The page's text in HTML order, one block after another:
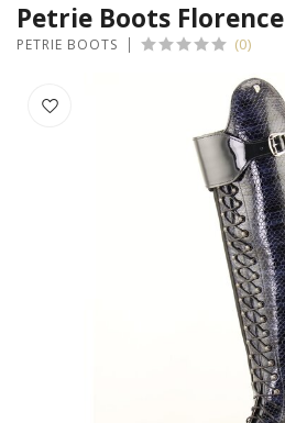
Petrie Boots Florence
PETRIE BOOTS (0)